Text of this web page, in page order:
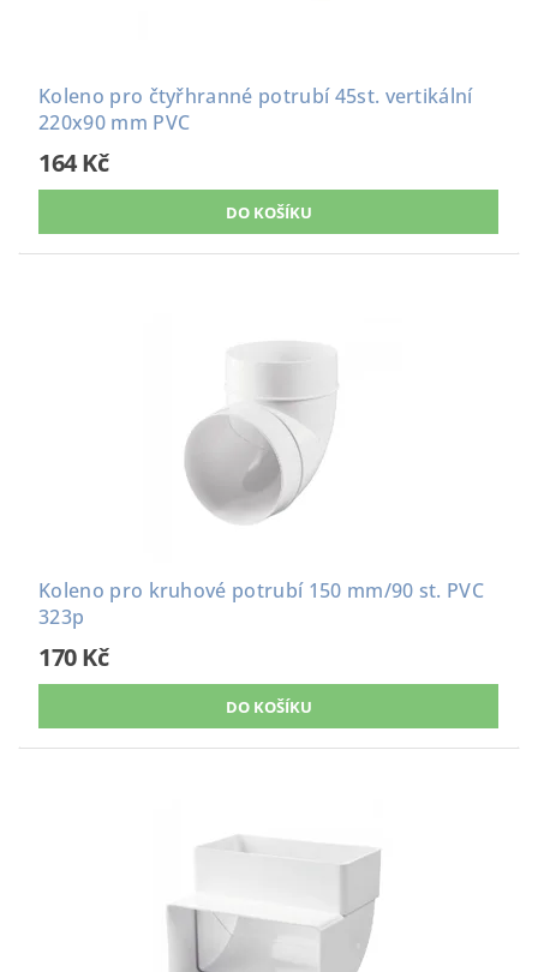
Koleno pro čtyřhranné potrubí 45st. vertikální
220x90 mm PVC
164 Kč
Koleno pro kruhové potrubí 150 mm/90 st. PVC
323p
170 Kč